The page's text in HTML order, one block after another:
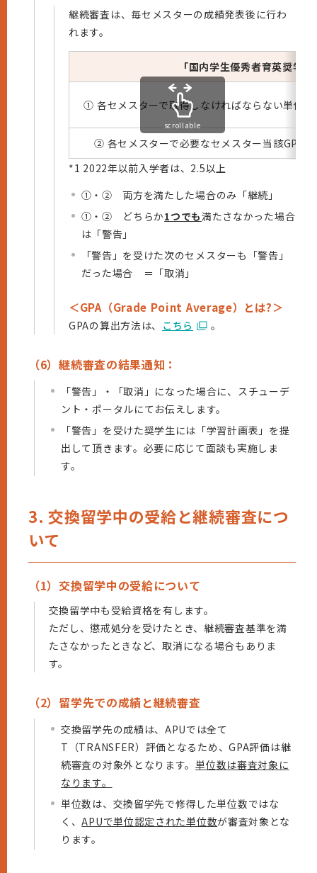
継続審査は、毎セメスターの成績発表後に行わ
れます。
「国内学生優秀者育英奨学
① 各セメスターで取得しなければならない単位数
② 各セメスターで必要なセメスター当該GPA
scrollable
*1 2022年以前入学者は、2.5以上
①・② 両方を満たした場合のみ「継続」
①・② どちらか1つでも満たさなかった場合
は「警告」
「警告」を受けた次のセメスターも「警告」
だった場合 ＝「取消」
＜GPA（Grade Point Average）とは?＞
GPAの算出方法は、 こちら 。
（6）継続審査の結果通知：
「警告」・「取消」になった場合に、スチューデ
ント・ポータルにてお伝えします。
「警告」を受けた奨学生には「学習計画表」を提
出して頂きます。必要に応じて面談も実施しま
す。
3. 交換留学中の受給と継続審査につ
いて
（1）交換留学中の受給について
交換留学中も受給資格を有します。
ただし、懲戒処分を受けたとき、継続審査基準を満
たさなかったときなど、取消になる場合もありま
す。
（2）留学先での成績と継続審査
交換留学先の成績は、APUでは全て
T（TRANSFER）評価となるため、GPA評価は継
続審査の対象外となります。単位数は審査対象に
なります。
単位数は、交換留学先で修得した単位数ではな
く、APUで単位認定された単位数が審査対象とな
ります。